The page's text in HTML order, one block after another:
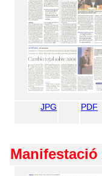
JPG PDF
Manifestació